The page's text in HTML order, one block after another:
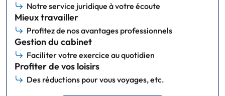
Notre service juridique à votre écoute
Mieux travailler
Profitez de nos avantages professionnels
Gestion du cabinet
Faciliter votre exercice au quotidien
Profiter de vos loisirs
Des réductions pour vous voyages, etc.